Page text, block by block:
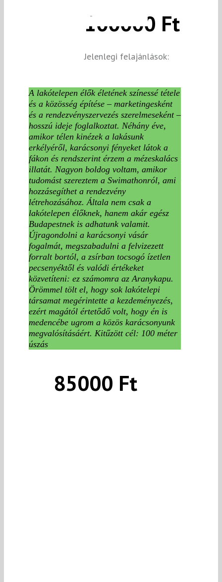
A lakótelepen élők életének színessé tétele
és a közösség építése – marketingesként
és a rendezvényszervezés szerelmeseként –
hosszú ideje foglalkoztat. Néhány éve,
amikor télen kinézek a lakásunk
erkélyéről, karácsonyi fényeket látok a
fákon és rendszerint érzem a mézeskalács
illatát. Nagyon boldog voltam, amikor
tudomást szereztem a Swimathonról, ami
hozzásegíthet a rendezvény
létrehozásához. Általa nem csak a
lakótelepen élőknek, hanem akár egész
Budapestnek is adhatunk valamit.
Újragondolni a karácsonyi vásár
fogalmát, megszabadulni a felvizezett
forralt bortól, a zsírban tocsogó ízetlen
pecsenyéktől és valódi értékeket
közvetíteni: ez számomra az Aranykapu.
Örömmel tölt el, hogy sok lakótelepi
társamat megérintette a kezdeményezés,
ezért magától értetődő volt, hogy én is
medencébe ugrom a közös karácsonyunk
megvalósításáért. Kitűzött cél: 100 méter
úszás
100000 Ft
Jelenlegi felajánlások:
85000 Ft